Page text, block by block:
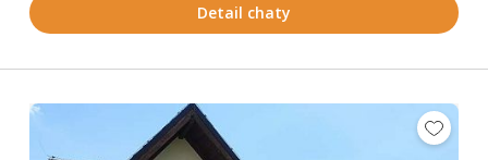
Detail chaty